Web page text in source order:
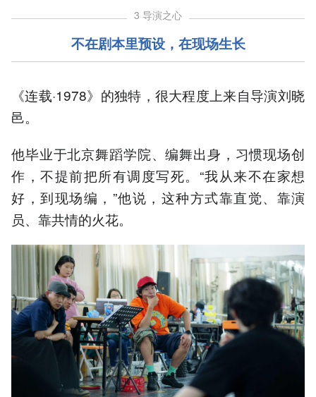
3 导演之心
不在剧本里预设，在现场生长
《连载·1978》的独特，很大程度上来自导演刘晓
邑。
他毕业于北京舞蹈学院、编舞出身，习惯现场创
作，不提前把所有调度写死。“我从来不在家想
好，到现场编，”他说，这种方式靠直觉、靠演
员、靠共情的火花。